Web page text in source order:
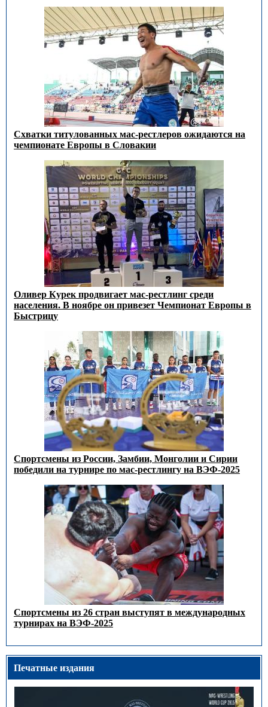
Схватки титулованных мас-рестлеров ожидаются на
чемпионате Европы в Словакии
Оливер Курек продвигает мас-рестлинг среди
населения. В ноябре он привезет Чемпионат Европы в
Быстрицу
Спортсмены из России, Замбии, Монголии и Сирии
победили на турнире по мас-рестлингу на ВЭФ-2025
Спортсмены из 26 стран выступят в международных
турнирах на ВЭФ-2025
Печатные издания